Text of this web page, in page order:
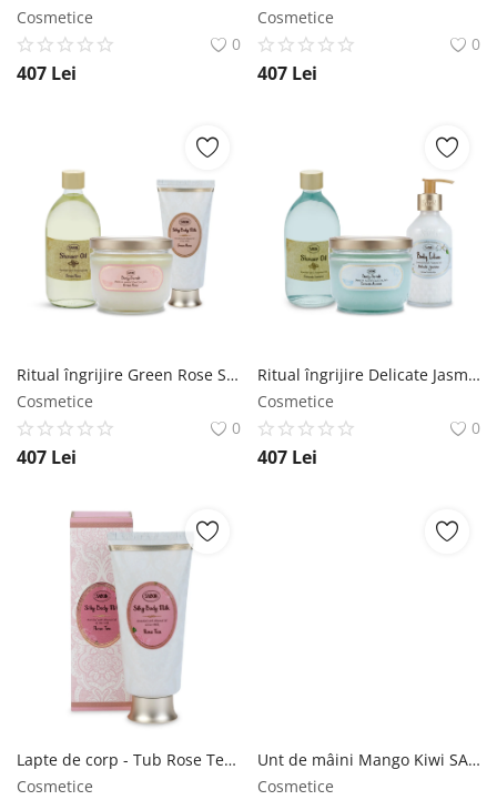
Cosmetice
0
407 Lei
Cosmetice
0
407 Lei
Ritual îngrijire Green Rose SABON
Cosmetice
0
407 Lei
Ritual îngrijire Delicate Jasmine SABON
Cosmetice
0
407 Lei
Lapte de corp - Tub Rose Tea SABON
Cosmetice
Unt de mâini Mango Kiwi SABON
Cosmetice